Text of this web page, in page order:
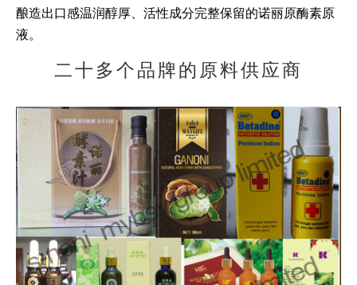
酿造出口感温润醇厚、活性成分完整保留的诺丽原酶素原
液。
二十多个品牌的原料供应商